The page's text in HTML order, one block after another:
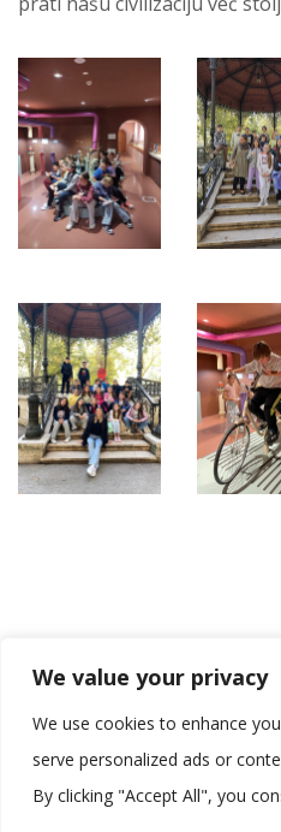
We value your privacy
We use cookies to enhance
serve personalized ads or
By clicking "Accept All", you
Koristimo kolačiće kako bismo
našoj web stranici.
Informacije o kolačićima koje